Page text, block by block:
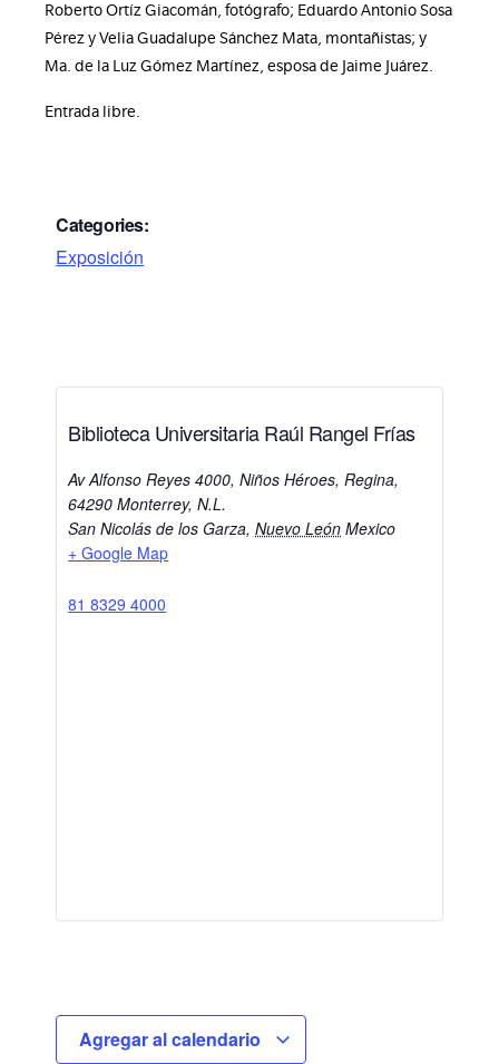
Roberto Ortíz Giacomán, fotógrafo; Eduardo Antonio Sosa
Pérez y Velia Guadalupe Sánchez Mata, montañistas; y
Ma. de la Luz Gómez Martínez, esposa de Jaime Juárez.
Entrada libre.
Categories:
Exposición
Biblioteca Universitaria Raúl Rangel Frías
Av Alfonso Reyes 4000, Niños Héroes, Regina,
64290 Monterrey, N.L.
San Nicolás de los Garza, Nuevo León Mexico
+ Google Map
81 8329 4000
Agregar al calendario